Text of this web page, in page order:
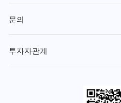
문의
투자자관계